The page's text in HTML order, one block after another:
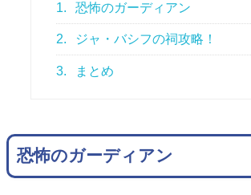
1. 恐怖のガーディアン
2. ジャ・バシフの祠攻略！
3. まとめ
恐怖のガーディアン